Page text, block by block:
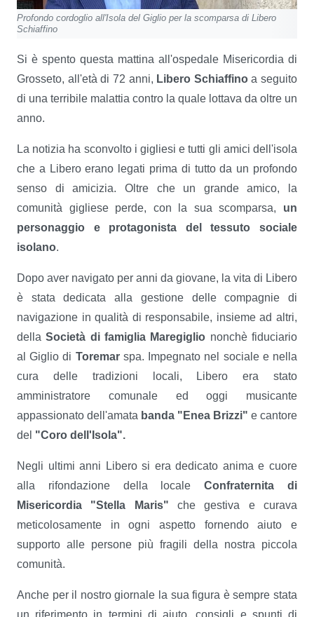
Profondo cordoglio all'Isola del Giglio per la scomparsa di Libero
Schiaffino
Si è spento questa mattina all'ospedale Misericordia di
Grosseto, all'età di 72 anni, Libero Schiaffinoa seguito
di una terribile malattia contro la quale lottava da oltre un
anno.
La notizia ha sconvolto i gigliesi e tutti gli amici dell'isola
che a Libero erano legati prima di tutto da un profondo
senso di amicizia. Oltre che un grande amico, la
comunità gigliese perde, con la sua scomparsa, un
personaggio e protagonista del tessuto sociale
isolano.
Dopo aver navigato per anni da giovane, la vita di Libero
è stata dedicata alla gestione delle compagnie di
navigazione in qualità di responsabile, insieme ad altri,
dellaSocietà di famiglia Maregiglio nonchè fiduciario
al Giglio di Toremarspa. Impegnato nel sociale e nella
cura delle tradizioni locali, Libero era stato
amministratore comunale ed oggi musicante
appassionato dell'amata banda "Enea Brizzi" e cantore
del "Coro dell'Isola".
Negli ultimi anni Libero si era dedicato anima e cuore
alla rifondazione della localeConfraternita di
Misericordia "Stella Maris" che gestiva e curava
meticolosamente in ogni aspetto fornendo aiuto e
supporto alle persone più fragili della nostra piccola
comunità.
Anche per il nostro giornale la sua figura è sempre stata
un riferimento in termini di aiuto, consigli e spunti di